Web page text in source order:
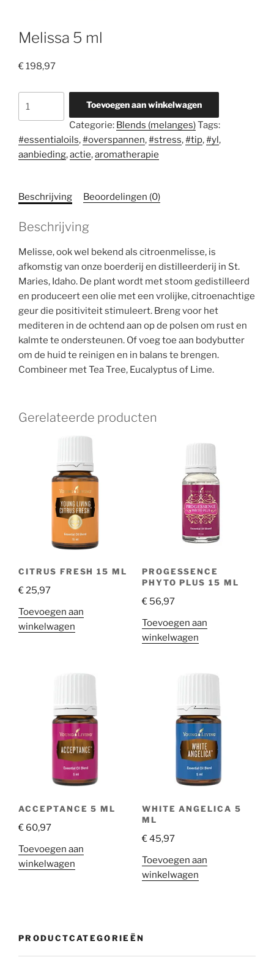
Melissa 5 ml
€198,97
aantal
Toevoegen aan winkelwagen
Categorie: Blends (melanges)Tags:
#essentialoils,#overspannen,#stress,#tip,#yl ,
aanbieding,actie,aromatherapie
Beschrijving Beoordelingen (0)
Beschrijving
Melisse, ook wel bekend als citroenmelisse, is
afkomstig van onze boerderij en distilleerderij in St.
Maries, Idaho. De plant wordt met stoom gedistilleerd
en produceert een olie met een vrolijke, citroenachtige
geur die positiviteit stimuleert. Breng voor het
mediteren in de ochtend aan op de polsen om rust en
kalmte te ondersteunen. Of voeg toe aan bodybutter
om de huid te reinigen en in balans te brengen.
Combineer met Tea Tree, Eucalyptus of Lime.
Gerelateerde producten
CITRUS FRESH 15 ML
€25,97
Toevoegen aan
winkelwagen
PROGESSENCE
PHYTO PLUS 15 ML
€56,97
Toevoegen aan
winkelwagen
ACCEPTANCE 5 ML
€ 60,97
Toevoegen aan
winkelwagen
WHITE ANGELICA 5
ML
€45,97
Toevoegen aan
winkelwagen
PRODUCTCATEGORIEËN